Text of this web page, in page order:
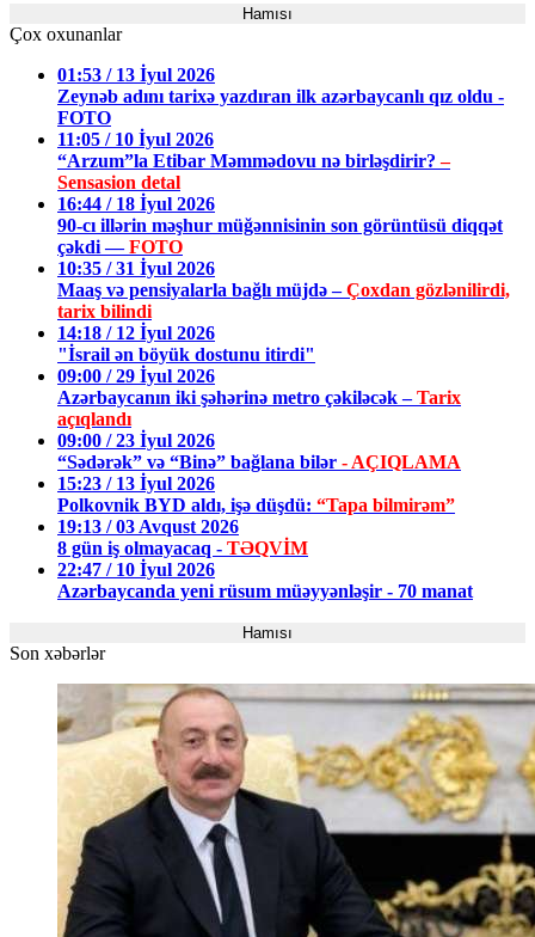
Hamısı
Çox oxunanlar
01:53 / 13 İyul 2026
Zeynəb adını tarixə yazdıran ilk azərbaycanlı qız oldu -
FOTO
11:05 / 10 İyul 2026
“Arzum”la Etibar Məmmədovu nə birləşdirir?–
Sensasion detal
16:44 / 18 İyul 2026
90-cı illərin məşhur müğənnisinin son görüntüsü diqqət
çəkdi —FOTO
10:35 / 31 İyul 2026
Maaş və pensiyalarla bağlı müjdə –Çoxdan gözlənilirdi,
tarix bilindi
14:18 / 12 İyul 2026
"İsrail ən böyük dostunu itirdi"
09:00 / 29 İyul 2026
Azərbaycanın iki şəhərinə metro çəkiləcək –Tarix
açıqlandı
09:00 / 23 İyul 2026
“Sədərək” və “Binə” bağlana bilər - AÇIQLAMA
15:23 / 13 İyul 2026
Polkovnik BYD aldı, işə düşdü: “Tapa bilmirəm”
19:13 / 03 Avqust 2026
8 gün iş olmayacaq - TƏQVİM
22:47 / 10 İyul 2026
Azərbaycanda yeni rüsum müəyyənləşir - 70 manat
Hamısı
Son xəbərlər